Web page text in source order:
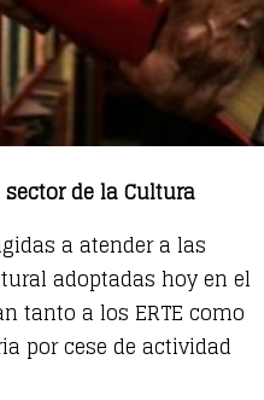
de la Cultura
a atender a las
adoptadas hoy en el
tanto a los ERTE como
por cese de actividad